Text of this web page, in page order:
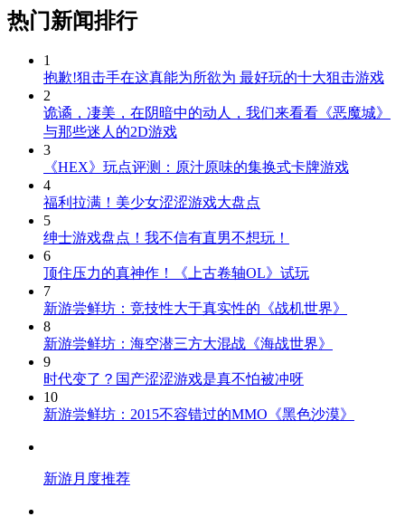
热门新闻排行
1
抱歉!狙击手在这真能为所欲为 最好玩的十大狙击游戏
2
诡谲，凄美，在阴暗中的动人，我们来看看《恶魔城》
与那些迷人的2D游戏
3
《HEX》玩点评测：原汁原味的集换式卡牌游戏
4
福利拉满！美少女涩涩游戏大盘点
5
绅士游戏盘点！我不信有直男不想玩！
6
顶住压力的真神作！《上古卷轴OL》试玩
7
新游尝鲜坊：竞技性大于真实性的《战机世界》
8
新游尝鲜坊：海空潜三方大混战《海战世界》
9
时代变了？国产涩涩游戏是真不怕被冲呀
10
新游尝鲜坊：2015不容错过的MMO《黑色沙漠》
新游月度推荐